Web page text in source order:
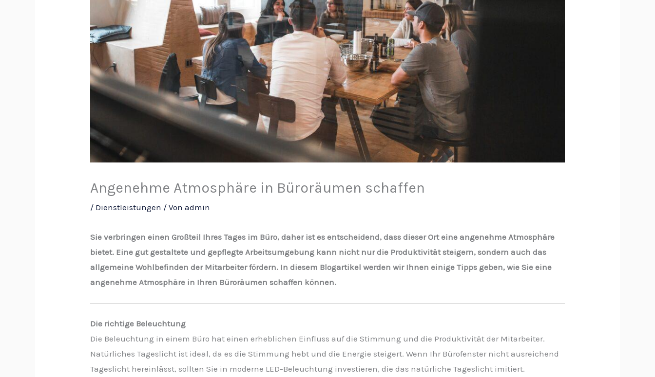
Angenehme Atmosphäre in Büroräumen schaffen
/ Dienstleistungen / Vonadmin
Sie verbringen einen Großteil Ihres Tages im Büro, daher ist es entscheidend, dass dieser Ort eine angenehme Atmosphäre
bietet. Eine gut gestaltete und gepflegte Arbeitsumgebung kann nicht nur die Produktivität steigern, sondern auch das
allgemeine Wohlbefinden der Mitarbeiter fördern. In diesem Blogartikel werden wir Ihnen einige Tipps geben, wie Sie eine
angenehme Atmosphäre in Ihren Büroräumen schaffen können.
Die richtige Beleuchtung
Die Beleuchtung in einem Büro hat einen erheblichen Einfluss auf die Stimmung und die Produktivität der Mitarbeiter.
Natürliches Tageslicht ist ideal, da es die Stimmung hebt und die Energie steigert. Wenn Ihr Bürofenster nicht ausreichend
Tageslicht hereinlässt, sollten Sie in moderne LED-Beleuchtung investieren, die das natürliche Tageslicht imitiert.